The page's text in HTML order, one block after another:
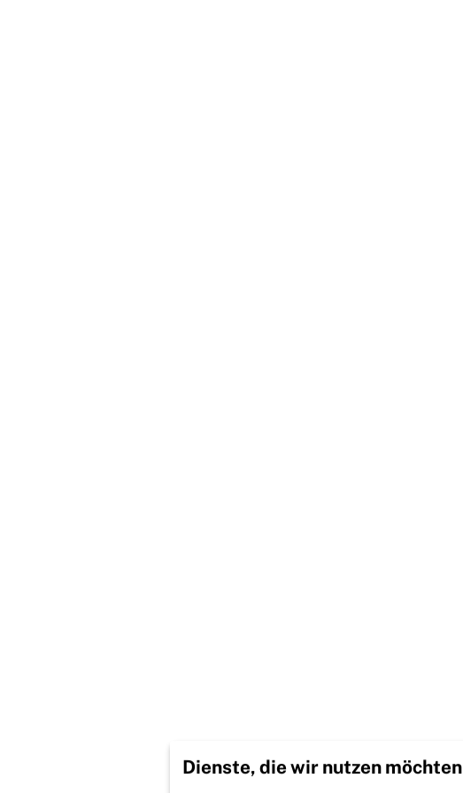
Dienste, die wir nutzen möchten